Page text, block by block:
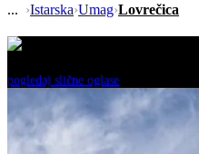
›Istarska›Umag›Lovrečica
pogledaj slične oglase